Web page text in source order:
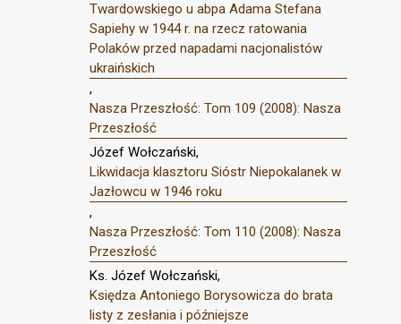
Twardowskiego u abpa Adama Stefana
Sapiehy w 1944 r. na rzecz ratowania
Polaków przed napadami nacjonalistów
ukraińskich
,
Nasza Przeszłość: Tom 109 (2008): Nasza
Przeszłość
Józef Wołczański,
Likwidacja klasztoru Sióstr Niepokalanek w
Jazłowcu w 1946 roku
,
Nasza Przeszłość: Tom 110 (2008): Nasza
Przeszłość
Ks. Józef Wołczański,
Księdza Antoniego Borysowicza do brata
listy z zesłania i późniejsze